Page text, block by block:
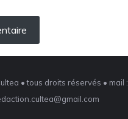
• tous droits réservés • mail :